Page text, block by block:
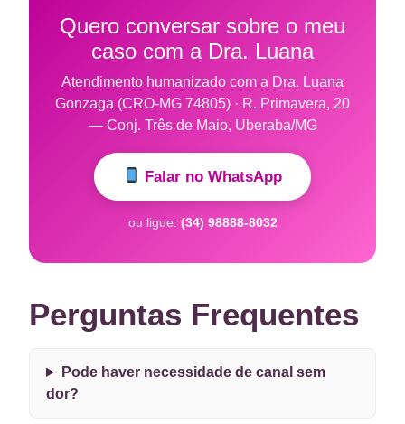
Quero conversar sobre o meu
caso com a Dra. Luana
Atendimento humanizado com a Dra. Luana
Gonzaga (CRO-MG 74805) · R. Primavera, 20
— Conj. Três de Maio, Uberaba/MG
Falar no WhatsApp
ou ligue: (34) 98888-8032
Perguntas Frequentes
Pode haver necessidade de canal sem
dor?